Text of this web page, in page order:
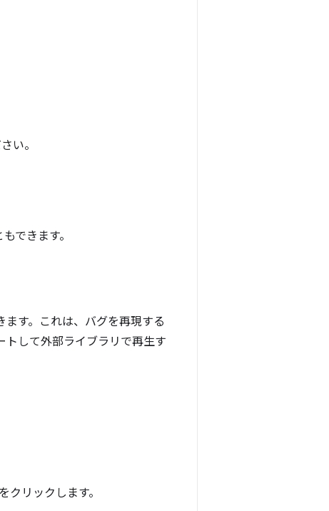
い。
できます。
す。これは、バグを再現する
トして外部ライブラリで再生す
クリックします。